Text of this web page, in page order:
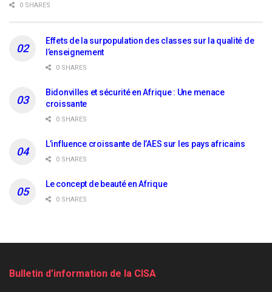
0 SHARES
Effets de la surpopulation des classes sur la qualité de
l’enseignement
0 SHARES
Bidonvilles et sécurité en Afrique : Une menace
croissante
0 SHARES
L’influence croissante de l’AES sur les pays africains
0 SHARES
Le concept de beauté en Afrique
0 SHARES
Bulletin d’information de la CISA